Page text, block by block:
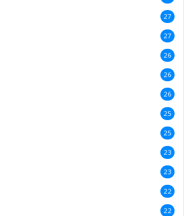
27
27
26
26
26
25
25
23
23
22
22